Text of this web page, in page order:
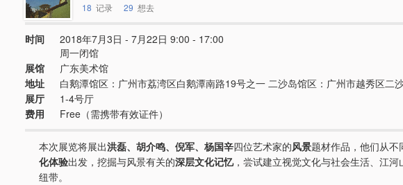
18 记录 29 想去
时间
2018年7月3日 - 7月22日 9:00 - 17:00
周一闭馆
展馆
广东美术馆
地址
白鹅潭馆区：广州市荔湾区白鹅潭南路19号之一 二沙岛馆区：广州市越秀区二
展厅
1-4号厅
费用
Free（需携带有效证件）
本次展览将展出洪磊、胡介鸣、倪军、杨国辛四位艺术家的风景题材作品，他们从不
化体验出发，挖掘与风景有关的深层文化记忆，尝试建立视觉文化与社会生活、江河
纽带。